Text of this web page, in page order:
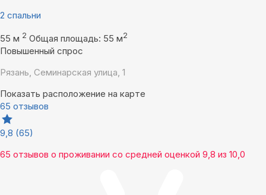
2 спальни
55 м 2 Общая площадь: 55 м2
Повышенный спрос
Рязань, Семинарская улица, 1
Показать расположение на карте
65 отзывов
9,8 (65)
65 отзывов о проживании со средней оценкой 9,8 из 10,0